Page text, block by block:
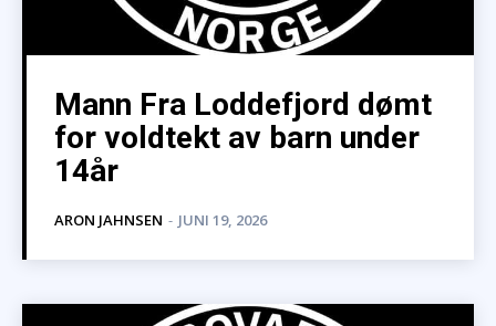
Mann Fra Loddefjord dømt
for voldtekt av barn under
14år
ARON JAHNSEN - JUNI 19, 2026